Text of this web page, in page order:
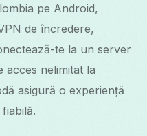
pe Android,
de încredere,
te la un server
acces nelimitat la
asigură o experiență